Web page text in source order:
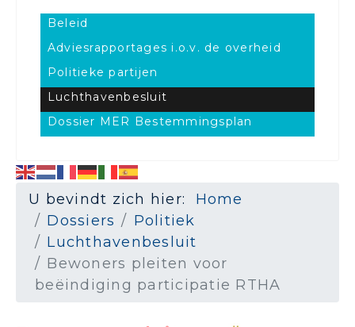
Beleid
Adviesrapportages i.o.v. de overheid
Politieke partijen
Luchthavenbesluit
Dossier MER Bestemmingsplan
U bevindt zich hier: Home
Dossiers
Politiek
Luchthavenbesluit
Bewoners pleiten voor
beëindiging participatie RTHA